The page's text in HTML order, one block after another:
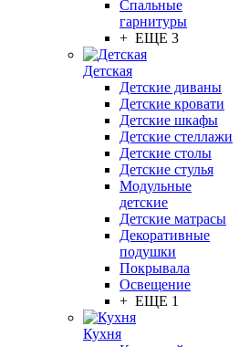
Спальные
гарнитуры
+ ЕЩЕ 3
Детская
Детские диваны
Детские кровати
Детские шкафы
Детские стеллажи
Детские столы
Детские стулья
Модульные
детские
Детские матрасы
Декоративные
подушки
Покрывала
Освещение
+ ЕЩЕ 1
Кухня